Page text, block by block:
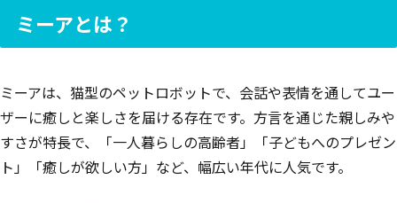
ミーアとは？
ミーアは、猫型のペットロボットで、会話や表情を通してユー
ザーに癒しと楽しさを届ける存在です。方言を通じた親しみや
すさが特長で、「一人暮らしの高齢者」「子どもへのプレゼン
ト」「癒しが欲しい方」など、幅広い年代に人気です。